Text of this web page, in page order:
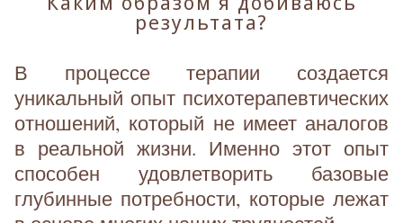
результата?
В процессе терапии создается
уникальный опыт психотерапевтических
отношений, который не имеет аналогов
в реальной жизни. Именно этот опыт
способен удовлетворить базовые
глубинные потребности, которые лежат